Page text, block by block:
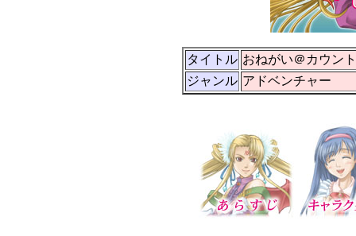
タイトル おねがい＠カウン
ジャンル アドベンチャー